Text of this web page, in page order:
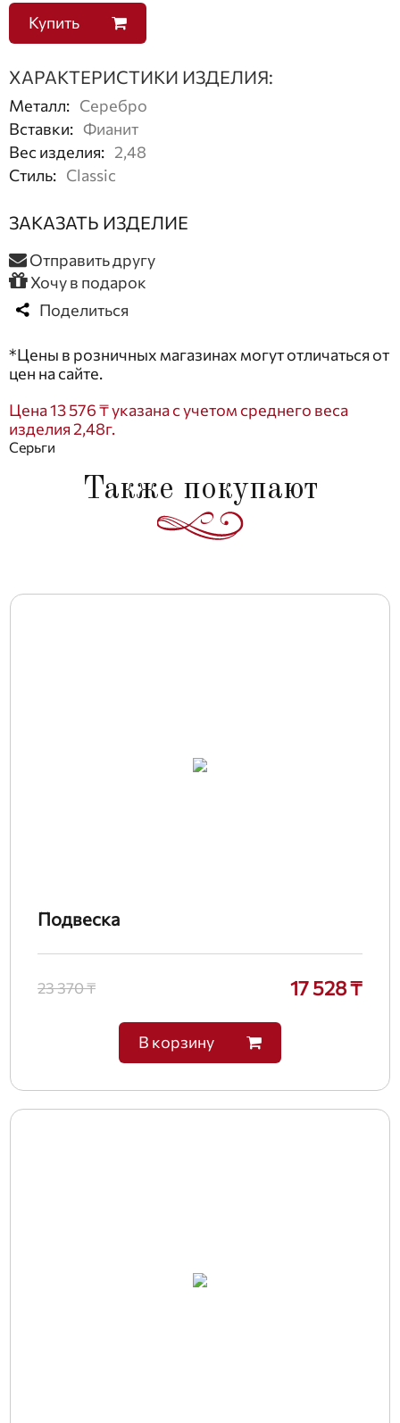
Купить
ХАРАКТЕРИСТИКИ ИЗДЕЛИЯ:
Металл: Серебро
Вставки: Фианит
Вес изделия: 2,48
Стиль: Classic
ЗАКАЗАТЬ ИЗДЕЛИЕ
Отправить другу
Хочу в подарок
Поделиться
*Цены в розничных магазинах могут отличаться от
цен на сайте.
Цена 13 576 ₸ указана с учетом среднего веса
изделия 2,48г.
Серьги
Также покупают
Подвеска
23 370 ₸ 17 528 ₸
В корзину